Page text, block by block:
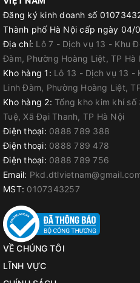
Đăng ký kinh doanh số
Thành phố Hà Nội cấp ngày 04/
Địa chỉ: Lô 7 - Dịch vụ 13 - Khu
Đàm, Phường Hoàng Liệt, TP Hà
Kho hàng 1: Lô 13 - Dịch vụ 13 -
Linh Đàm, Phường Hoàng Liệt,
Kho hàng 2: Tổng kho kim khí
Tuệ, Xã Đại Thanh, TP Hà Nội
Điện thoại: 0888 789 388
Điện thoại: 0888 789 478
Điện thoại: 0888 789 756
Email:
MST: 0107343257
VỀ CHÚNG TÔI
LĨNH VỰC